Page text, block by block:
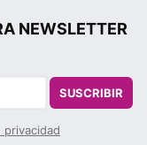
NEWSLETTER
SUSCRIBIR
privacidad